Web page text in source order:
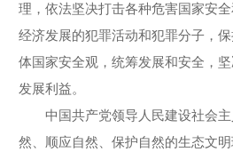
理，依法坚决打击各种危害国家安
经济发展的犯罪活动和犯罪分子，
体国家安全观，统筹发展和安全，坚
发展利益。
中国共产党领导人民建设社会主
然、顺应自然、保护自然的生态文